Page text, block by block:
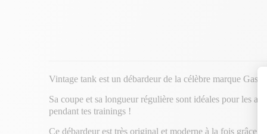
Vintage tank est un débardeur de la célèbre marque
Sa coupe et sa longueur régulière sont idéales pour les
pendant tes trainings !
Ce débardeur est très original et moderne à la fois grâce